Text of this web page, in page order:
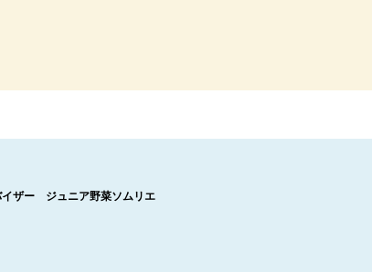
イザー ジュニア野菜ソムリエ